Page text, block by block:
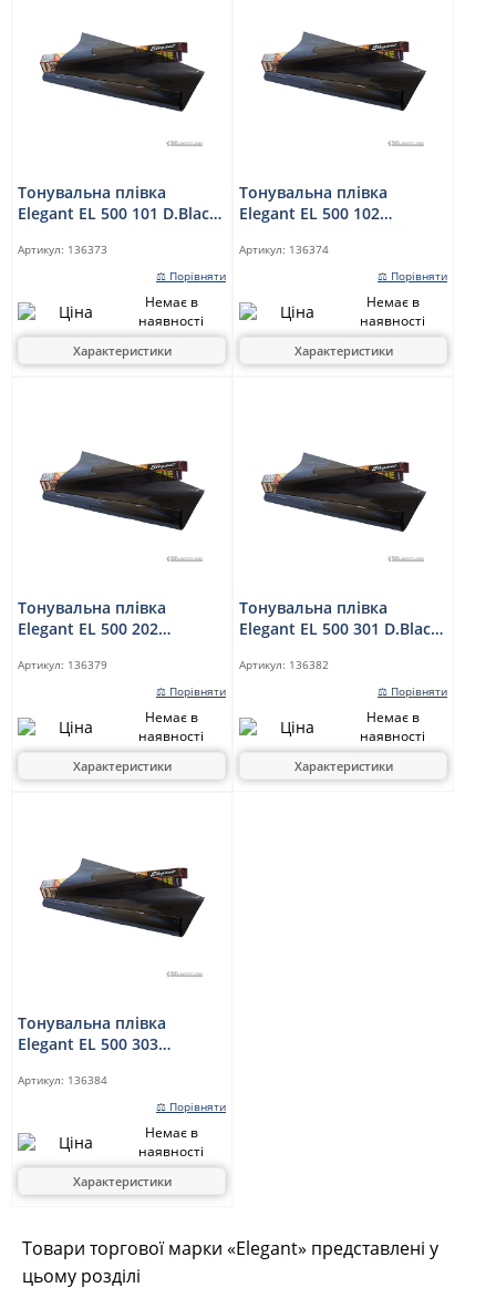
Тонувальна плівка
Elegant EL 500 101 D.Black
Артикул: 136373
⚖ Порівняти
Немає в
наявності
Характеристики
Тонувальна плівка
Elegant EL 500 102
Артикул: 136374
⚖ Порівняти
Немає в
наявності
Характеристики
Тонувальна плівка
Elegant EL 500 202
Артикул: 136379
⚖ Порівняти
Немає в
наявності
Характеристики
Тонувальна плівка
Elegant EL 500 301 D.Black
Артикул: 136382
⚖ Порівняти
Немає в
наявності
Характеристики
Тонувальна плівка
Elegant EL 500 303
Артикул: 136384
⚖ Порівняти
Немає в
наявності
Характеристики
Товари торгової марки «Elegant» представлені у
цьому розділі